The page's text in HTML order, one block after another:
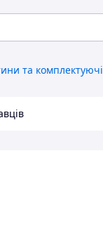
та комплектуючі